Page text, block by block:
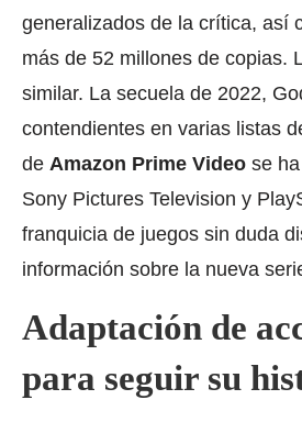
generalizados de la crítica, así
más de 52 millones de copias.
similar. La secuela de 2022,
contendientes en varias listas
de Amazon Prime Video se
Sony Pictures Television y
franquicia de juegos sin duda
información sobre la nueva
Adaptación de
para seguir su